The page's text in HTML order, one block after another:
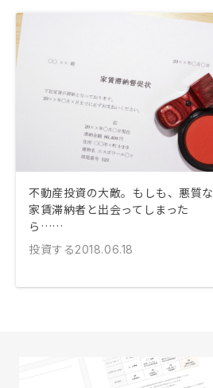
不動産投資の大敵。もしも、悪質な
家賃滞納者と出会ってしまった
ら……
投資する2018.06.18